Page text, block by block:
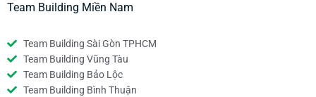
Team Building Miền Nam
Team Building Sài Gòn TPHCM
Team Building Vũng Tàu
Team Building Bảo Lộc
Team Building Bình Thuận